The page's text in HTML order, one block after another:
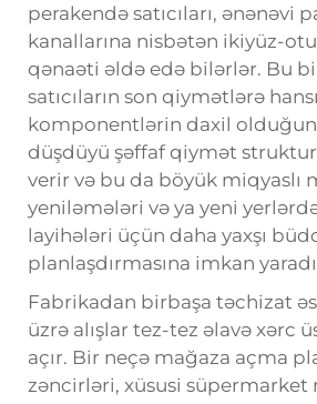
perakendə satıcıları, ənənəvi
kanallarına nisbətən ikiyüz-
qənaəti əldə edə bilərlər. Bu
satıcıların son qiymətlərə hansı
komponentlərin daxil
düşdüyü şəffaf qiymət
verir və bu da böyük miqyaslı
yeniləmələri və ya yeni
layihələri üçün daha yaxşı
planlaşdırmasına imkan
Fabrikadan birbaşa təchizat
üzrə alışlar tez-tez əlavə xərc
açır. Bir neçə mağaza açma
zəncirləri, xüsusi süpermarket